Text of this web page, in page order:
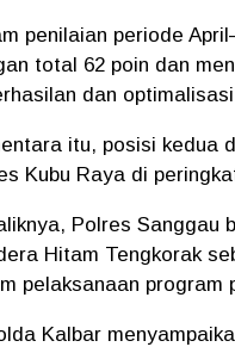
penilaian periode
total 62 poin dan
dan
itu, posisi kedua
Kubu Raya di
Polres Sanggau
Hitam Tengkorak
pelaksanaan program
Kalbar